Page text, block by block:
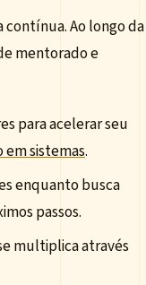
contínua. Ao longo da
mentorado e
para acelerar seu
sistemas.
enquanto busca
passos.
multiplica através